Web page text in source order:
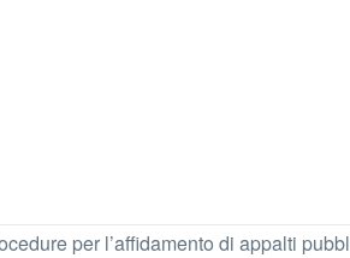
per l’affidamento di appalti